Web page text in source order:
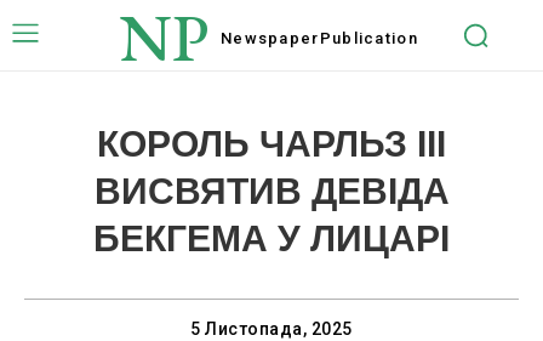
NP Newspaper Publication
КОРОЛЬ ЧАРЛЬЗ ІІІ
ВИСВЯТИВ ДЕВІДА
БЕКГЕМА У ЛИЦАРІ
5 Листопада, 2025